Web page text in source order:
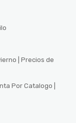
| Precios de
Por Catalogo |